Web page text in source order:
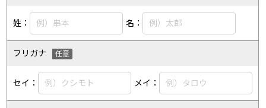
姓： 名：
フリガナ
セイ： メイ：